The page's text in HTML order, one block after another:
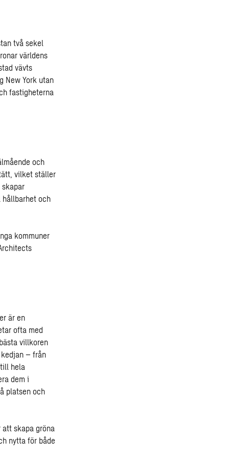
två sekel
världens
vävts
New York utan
fastigheterna
och
vilket ställer
skapar
och
kommuner
är en
ofta med
villkoren
– från
hela
dem i
platsen och
skapa gröna
nytta för både